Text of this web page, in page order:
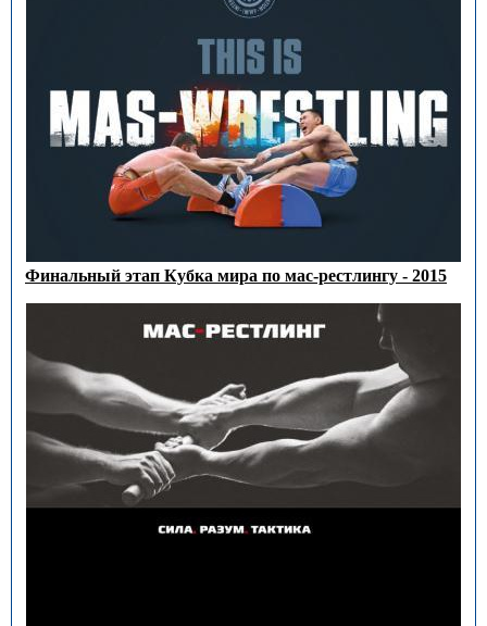
Финальный этап Кубка мира по мас-рестлингу - 2015